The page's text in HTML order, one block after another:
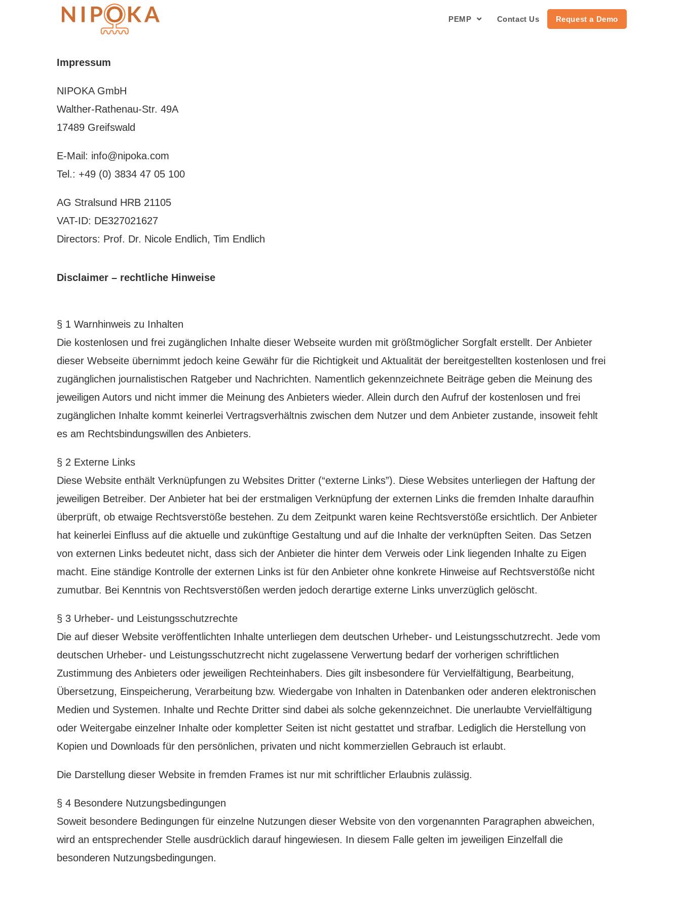
PEMP Contact Us Request a Demo
Impressum
NIPOKA GmbH
Walther-Rathenau-Str. 49A
17489 Greifswald
E-Mail: info@nipoka.com
Tel.: +49 (0) 3834 47 05 100
AG Stralsund HRB 21105
VAT-ID: DE327021627
Directors: Prof. Dr. Nicole Endlich, Tim Endlich
Disclaimer – rechtliche Hinweise
§ 1 Warnhinweis zu Inhalten
Die kostenlosen und frei zugänglichen Inhalte dieser Webseite wurden mit größtmöglicher Sorgfalt erstellt. Der Anbieter
dieser Webseite übernimmt jedoch keine Gewähr für die Richtigkeit und Aktualität der bereitgestellten kostenlosen und frei
zugänglichen journalistischen Ratgeber und Nachrichten. Namentlich gekennzeichnete Beiträge geben die Meinung des
jeweiligen Autors und nicht immer die Meinung des Anbieters wieder. Allein durch den Aufruf der kostenlosen und frei
zugänglichen Inhalte kommt keinerlei Vertragsverhältnis zwischen dem Nutzer und dem Anbieter zustande, insoweit fehlt
es am Rechtsbindungswillen des Anbieters.
§ 2 Externe Links
Diese Website enthält Verknüpfungen zu Websites Dritter (“externe Links”). Diese Websites unterliegen der Haftung der
jeweiligen Betreiber. Der Anbieter hat bei der erstmaligen Verknüpfung der externen Links die fremden Inhalte daraufhin
überprüft, ob etwaige Rechtsverstöße bestehen. Zu dem Zeitpunkt waren keine Rechtsverstöße ersichtlich. Der Anbieter
hat keinerlei Einfluss auf die aktuelle und zukünftige Gestaltung und auf die Inhalte der verknüpften Seiten. Das Setzen
von externen Links bedeutet nicht, dass sich der Anbieter die hinter dem Verweis oder Link liegenden Inhalte zu Eigen
macht. Eine ständige Kontrolle der externen Links ist für den Anbieter ohne konkrete Hinweise auf Rechtsverstöße nicht
zumutbar. Bei Kenntnis von Rechtsverstößen werden jedoch derartige externe Links unverzüglich gelöscht.
§ 3 Urheber- und Leistungsschutzrechte
Die auf dieser Website veröffentlichten Inhalte unterliegen dem deutschen Urheber- und Leistungsschutzrecht. Jede vom
deutschen Urheber- und Leistungsschutzrecht nicht zugelassene Verwertung bedarf der vorherigen schriftlichen
Zustimmung des Anbieters oder jeweiligen Rechteinhabers. Dies gilt insbesondere für Vervielfältigung, Bearbeitung,
Übersetzung, Einspeicherung, Verarbeitung bzw. Wiedergabe von Inhalten in Datenbanken oder anderen elektronischen
Medien und Systemen. Inhalte und Rechte Dritter sind dabei als solche gekennzeichnet. Die unerlaubte Vervielfältigung
oder Weitergabe einzelner Inhalte oder kompletter Seiten ist nicht gestattet und strafbar. Lediglich die Herstellung von
Kopien und Downloads für den persönlichen, privaten und nicht kommerziellen Gebrauch ist erlaubt.
Die Darstellung dieser Website in fremden Frames ist nur mit schriftlicher Erlaubnis zulässig.
§ 4 Besondere Nutzungsbedingungen
Soweit besondere Bedingungen für einzelne Nutzungen dieser Website von den vorgenannten Paragraphen abweichen,
wird an entsprechender Stelle ausdrücklich darauf hingewiesen. In diesem Falle gelten im jeweiligen Einzelfall die
besonderen Nutzungsbedingungen.